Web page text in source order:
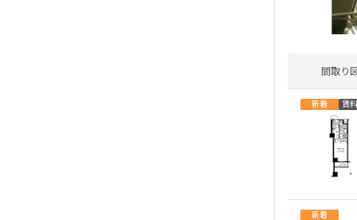
間取り
新着 賃
新着